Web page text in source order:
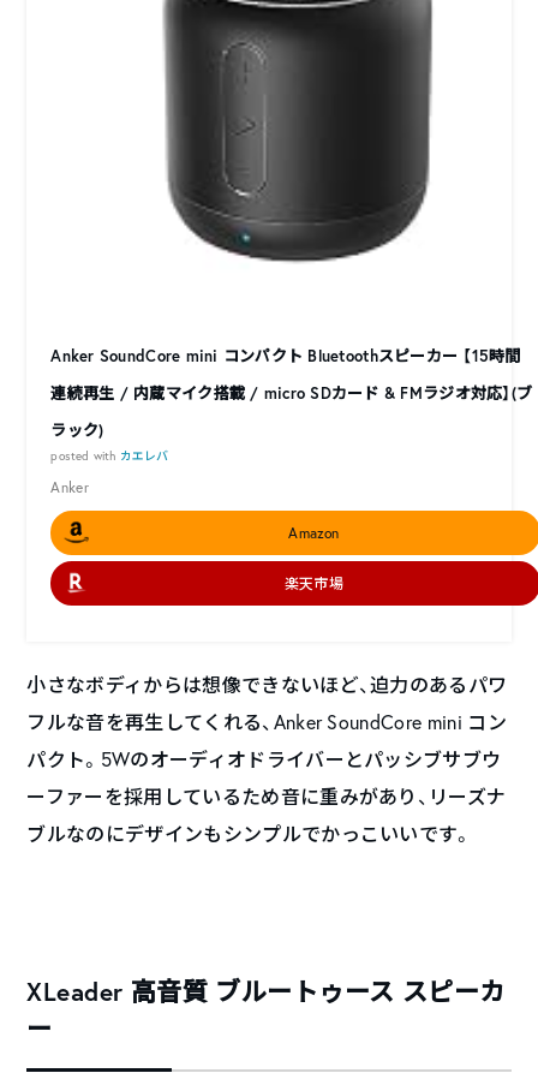
Anker SoundCore mini コンパクト Bluetoothスピーカー 【15時間
連続再生 / 内蔵マイク搭載 / micro SDカード & FMラジオ対応】(ブ
ラック)
posted with カエレバ
Anker
Amazon
楽天市場
小さなボディからは想像できないほど、迫力のあるパワ
フルな音を再生してくれる、Anker SoundCore mini コン
パクト。5Wのオーディオドライバーとパッシブサブウ
ーファーを採用しているため音に重みがあり、リーズナ
ブルなのにデザインもシンプルでかっこいいです。
XLeader 高音質 ブルートゥース スピーカ
ー